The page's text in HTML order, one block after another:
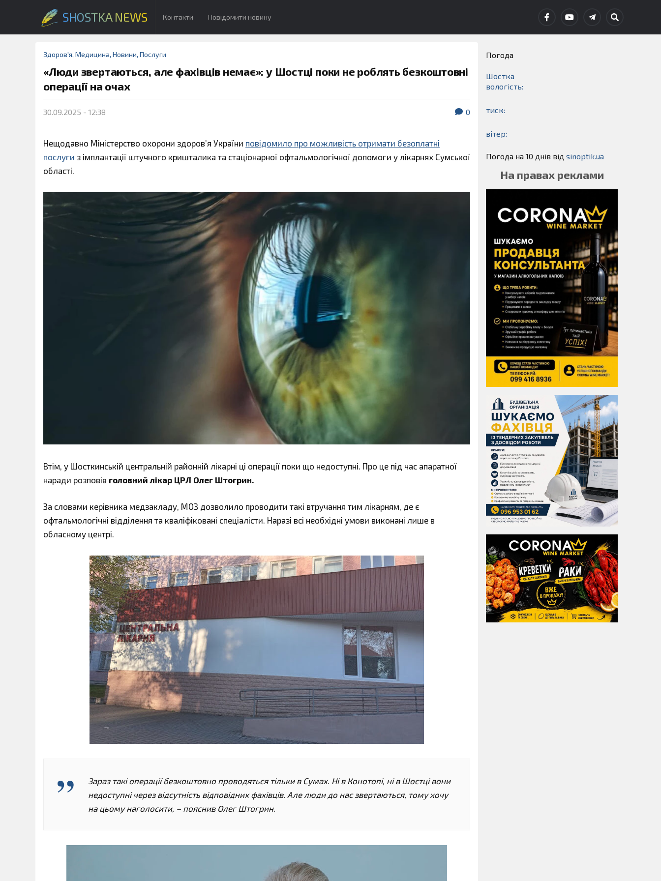
SHOSTKA NEWS Контакти Повідомити новину
Здоров'я, Медицина, Новини, Послуги
«Люди звертаються, але фахівців немає»: у Шостці поки не роблять безкоштовні
операції на очах
30.09.2025 - 12:38 0
Нещодавно Міністерство охорони здоров’я України повідомило про можливість отримати безоплатні
послуги з імплантації штучного кришталика та стаціонарної офтальмологічної допомоги у лікарнях Сумської
області.
Втім, у Шосткинській центральній районній лікарні ці операції поки що недоступні. Про це під час апаратної
наради розповів головний лікар ЦРЛ Олег Штогрин.
За словами керівника медзакладу, МОЗ дозволило проводити такі втручання тим лікарням, де є
офтальмологічні відділення та кваліфіковані спеціалісти. Наразі всі необхідні умови виконані лише в
обласному центрі.
Зараз такі операції безкоштовно проводяться тільки в Сумах. Ні в Конотопі, ні в Шостці вони
недоступні через відсутність відповідних фахівців. Але люди до нас звертаються, тому хочу
на цьому наголосити, – пояснив Олег Штогрин.
Погода
Шостка
вологість:
тиск:
вітер:
Погода на 10 днів від sinoptik.ua
На правах реклами